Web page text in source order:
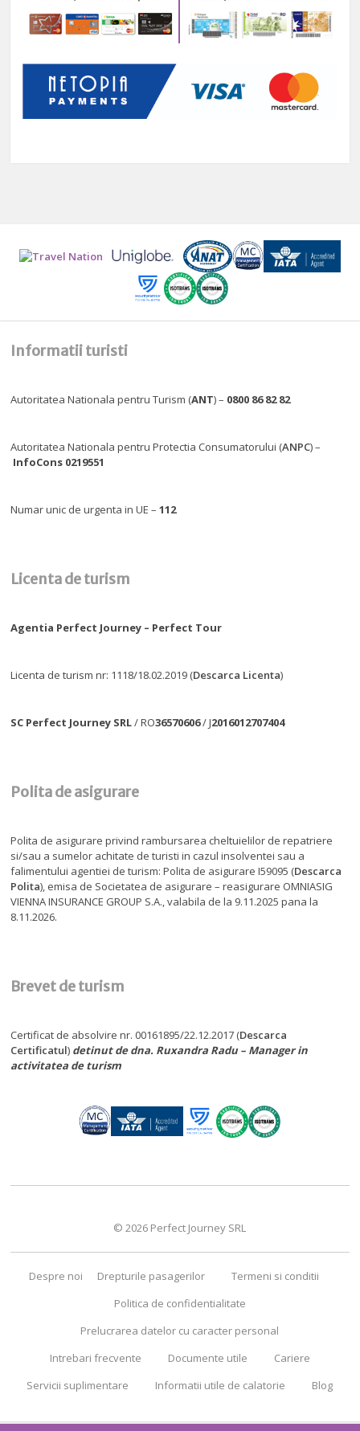
Informatii turisti
Autoritatea Nationala pentru Turism (ANT) – 0800 86 82 82
Autoritatea Nationala pentru Protectia Consumatorului (ANPC) –
InfoCons 0219551
Numar unic de urgenta in UE –112
Licenta de turism
Agentia Perfect Journey – Perfect Tour
Licenta de turism nr: 1118/18.02.2019 (Descarca Licenta)
SC Perfect Journey SRL/ RO36570606/ J2016012707404
Polita de asigurare
Polita de asigurare privind rambursarea cheltuielilor de repatriere
si/sau a sumelor achitate de turisti in cazul insolventei sau a
falimentului agentiei de turism: Polita de asigurare I59095 (Descarca
Polita), emisa de Societatea de asigurare – reasigurare OMNIASIG
VIENNA INSURANCE GROUP S.A., valabila de la 9.11.2025 pana la
8.11.2026.
Brevet de turism
Certificat de absolvire nr. 00161895/22.12.2017 (Descarca
Certificatul) detinut de dna. Ruxandra Radu – Manager in
activitatea de turism
© 2026 Perfect Journey SRL
Despre noi Drepturile pasagerilor
Termeni si conditii
Politica de confidentialitate
Prelucrarea datelor cu caracter personal
Intrebari frecvente
Documente utile
Cariere
Servicii suplimentare
Informatii utile de calatorie Blog